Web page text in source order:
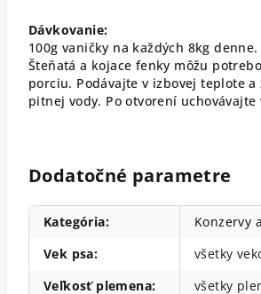
Dávkovanie:
100g vaničky na každých 8kg denne.
Šteňatá a kojace fenky môžu
porciu. Podávajte v izbovej teplote
pitnej vody. Po otvorení uchovávajte
Dodatočné parametre
Kategória:
Konzervy
Vek psa:
všetky
Veľkosť plemena: všetky